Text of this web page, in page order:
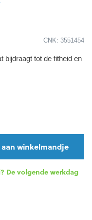
CNK: 3551454
bijdraagt tot de fitheid en
winkelmandje
De volgende werkdag